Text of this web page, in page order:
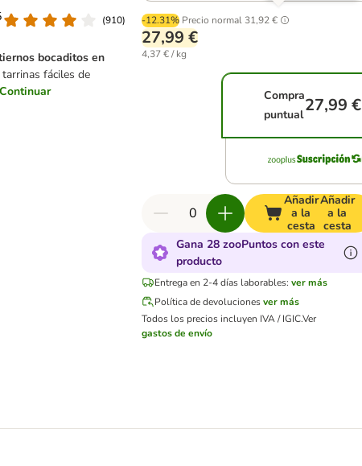
(910)
bocaditos en
fáciles de
Continuar
-12.31% Precio normal 31,92 €
27,99 €
4,37 € / kg
Compra
puntual27,99 €
Añadir
a la
cesta
Añadir
a la
cesta
Gana 28 zooPuntos con este
producto
Entrega en 2-4 días laborables: ver más
Política de devoluciones ver más
Todos los precios incluyen IVA / IGIC.Ver
gastos de envío